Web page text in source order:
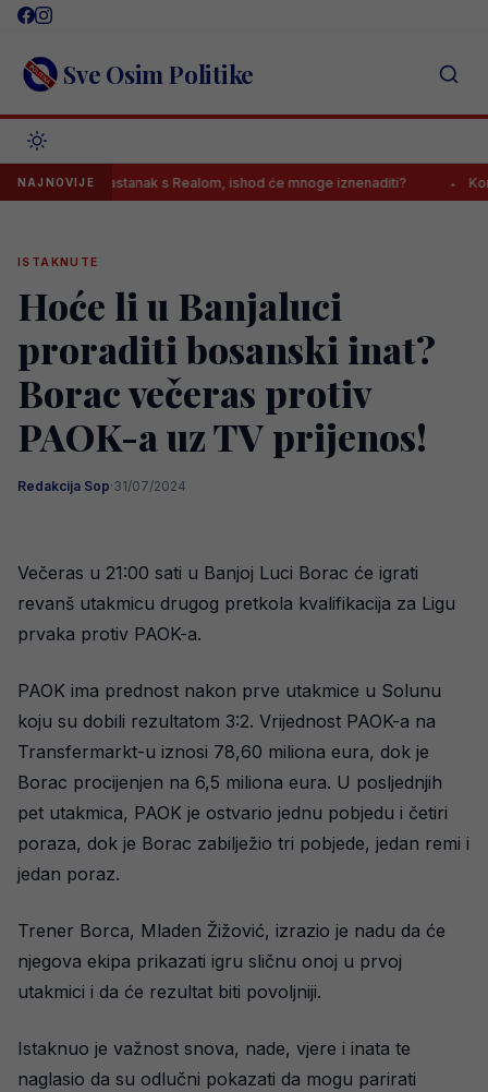
Skip
content Sve Osim Politike
NAJNOVIJE
sastanak s Realom, ishod će mnoge iznenaditi? Kontroverzni
ISTAKNUTE
Hoće li u Banjaluci
proraditi bosanski inat?
Borac večeras protiv
PAOK-a uz TV prijenos!
Redakcija Sop·31/07/2024
Večeras u 21:00 sati u Banjoj Luci Borac će igrati
revanš utakmicu drugog pretkola kvalifikacija za Ligu
prvaka protiv PAOK-a.
PAOK ima prednost nakon prve utakmice u Solunu
koju su dobili rezultatom 3:2. Vrijednost PAOK-a na
Transfermarkt-u iznosi 78,60 miliona eura, dok je
Borac procijenjen na 6,5 miliona eura. U posljednjih
pet utakmica, PAOK je ostvario jednu pobjedu i četiri
poraza, dok je Borac zabilježio tri pobjede, jedan remi i
jedan poraz.
Trener Borca, Mladen Žižović, izrazio je nadu da će
njegova ekipa prikazati igru sličnu onoj u prvoj
utakmici i da će rezultat biti povoljniji.
Istaknuo je važnost snova, nade, vjere i inata te
naglasio da su odlučni pokazati da mogu parirati